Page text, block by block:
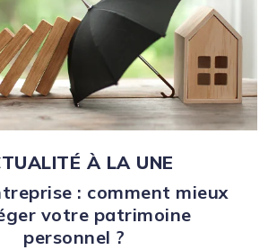
À LA UNE
: comment mieux
votre patrimoine
personnel ?